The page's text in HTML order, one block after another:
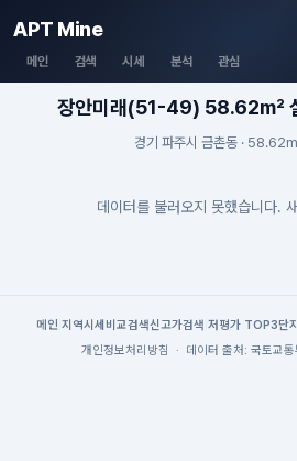
APT Mine
메인 검색 시세 분석 관심
장안미래(51-49) 58.62m²
경기 파주시 금촌동 ·
데이터를 불러오지 못했습니다.
메인| 지역시세 비교검색신고가검색 저평가 TOP3단
개인정보처리방침
· 데이터 출처: 국토교